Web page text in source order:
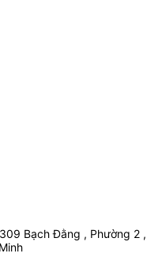
Bạch Đằng , Phường 2 ,